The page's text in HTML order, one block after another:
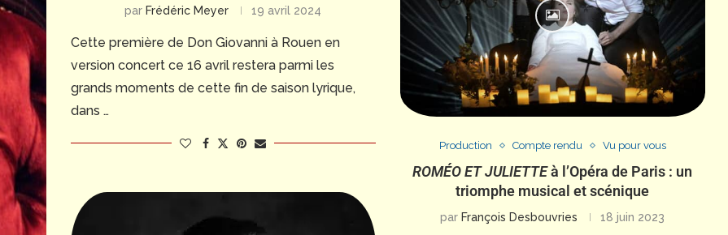
par Frédéric Meyer 19 avril 2024
Cette première de Don Giovanni à Rouen en
version concert ce 16 avril restera parmi les
grands moments de cette fin de saison lyrique,
dans …
Production Compte rendu Vu pour vous
ROMÉO ET JULIETTEà l’Opéra de Paris : un
triomphe musical et scénique
par François Desbouvries 18 juin 2023